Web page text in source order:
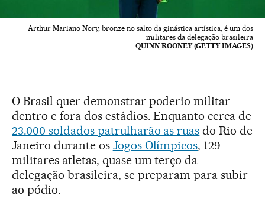
Arthur Mariano Nory, bronze no salto da ginástica artística, é um dos
militares da delegação brasileira
QUINN ROONEY (GETTY IMAGES)
O Brasil quer demonstrar poderio militar
dentro e fora dos estádios. Enquanto cerca de
23.000 soldados patrulharão as ruas do Rio de
Janeiro durante os Jogos Olímpicos, 129
militares atletas, quase um terço da
delegação brasileira, se preparam para subir
ao pódio.